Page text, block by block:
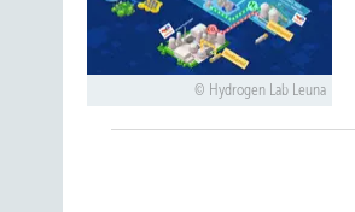
Hydrogen Lab Leuna